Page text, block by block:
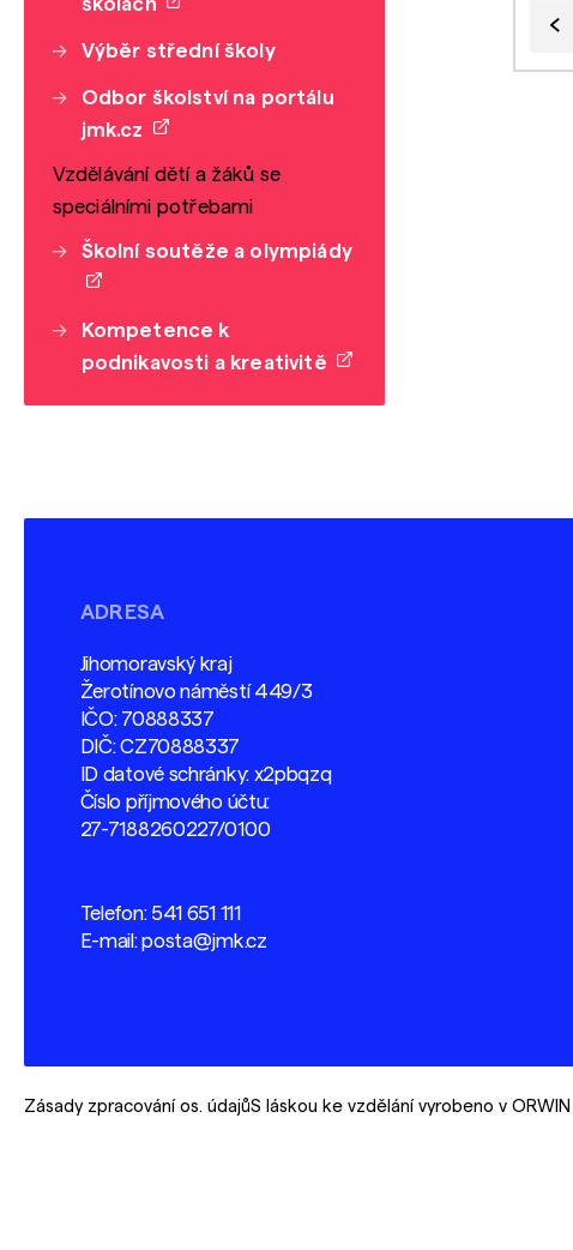
školách
Výběr střední školy
Odbor školství na portálu
jmk.cz
Vzdělávání dětí a žáků se
speciálními potřebami
Školní soutěže a olympiády
Kompetence k
podnikavosti a kreativitě
ADRESA
Jihomoravský kraj
Žerotínovo náměstí 449/3
IČO: 70888337
DIČ: CZ70888337
ID datové schránky: x2pbqzq
Číslo příjmového účtu:
27-7188260227/0100
Telefon: 541 651 111
E-mail:posta@jmk.cz
Zásady zpracování os. údajůS láskou ke vzdělání vyrobeno v ORWIN